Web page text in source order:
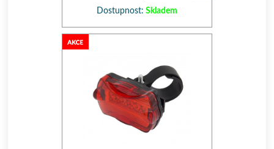
Dostupnost: Skladem